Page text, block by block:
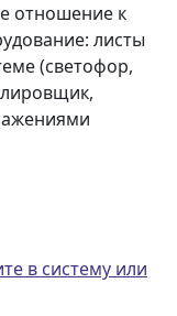
отношение к
листы
(светофор,
в систему или